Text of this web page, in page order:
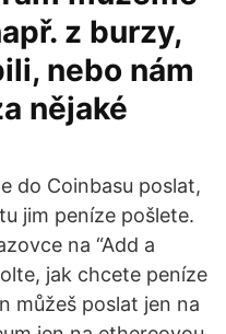
z burzy,
nebo nám
nějaké
do Coinbasu poslat,
jim peníze pošlete.
na “Add a
jak chcete peníze
můžeš poslat jen na